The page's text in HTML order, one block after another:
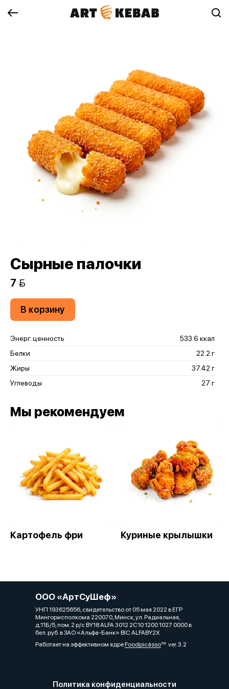
Сырные палочки
7 
В корзину
Энерг. ценность
533.6 ккал
Белки
22.2 г
Жиры
37.42 г
Углеводы
27 г
Мы рекомендуем
Картофель фри Куриные крылышки
ООО «АртСуШеф»
УНП 193625656, свидетельство от 05 мая 2022 в ЕГР
Мингорисполкома 220070, Минск, ул. Радиальная,
д.11Б/5, пом. 2 р/с BY18 ALFA 3012 2C10 1200 1027 0000 в
бел. руб. в ЗАО «Альфа-Банк» BIC ALFABY2X
Работает на эффективном ядреFoodpicássover. 3.2
Политика конфиденциальности